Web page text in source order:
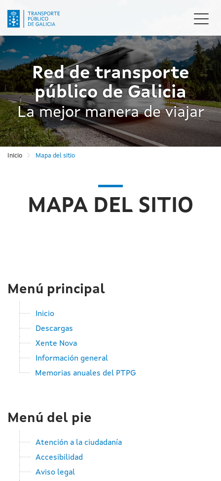
contenido
principal
Red de transporte
público de Galicia
La mejor manera de viajar
Inicio Mapa del sitio
MAPA DEL SITIO
Menú principal
Inicio
Descargas
Xente Nova
Información general
Memorias anuales del PTPG
Menú del pie
Atención a la ciudadanía
Accesibilidad
Aviso legal